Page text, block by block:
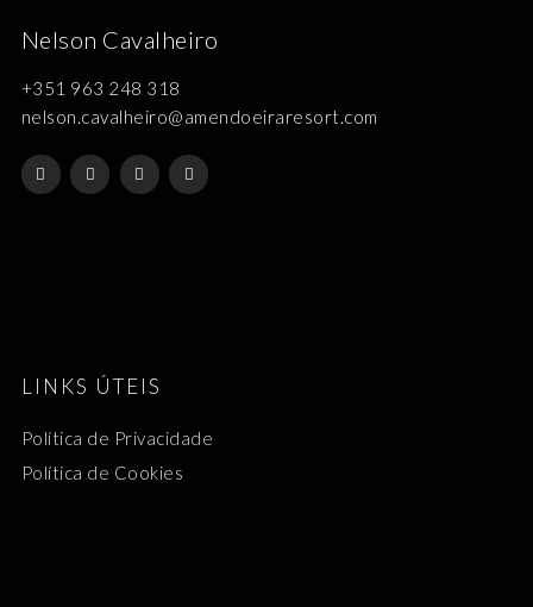
Nelson Cavalheiro
+351 963 248 318
nelson.cavalheiro@amendoeiraresort.com
LINKS ÚTEIS
Política de Privacidade
Política de Cookies